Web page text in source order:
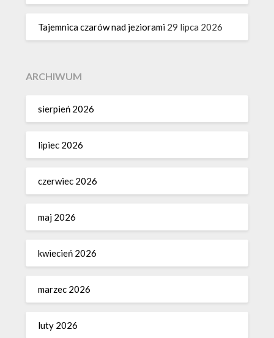
Tajemnica czarów nad jeziorami 29 lipca 2026
ARCHIWUM
sierpień 2026
lipiec 2026
czerwiec 2026
maj 2026
kwiecień 2026
marzec 2026
luty 2026